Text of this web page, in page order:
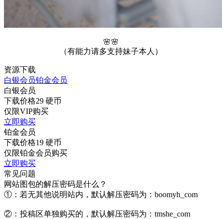
🌸🌸
（有能力请多支持妹子本人）
资源下载
白银会员铂金会员
白银会员
下载价格29 硬币
仅限VIP购买
立即购买
铂金会员
下载价格19 硬币
仅限铂金会员购买
立即购买
常见问题
网站图包的解压密码是什么？
①：若无其他说明站内，默认解压密码为：boomyh_com
②：投稿区单独购买的，默认解压密码为：tmshe_com